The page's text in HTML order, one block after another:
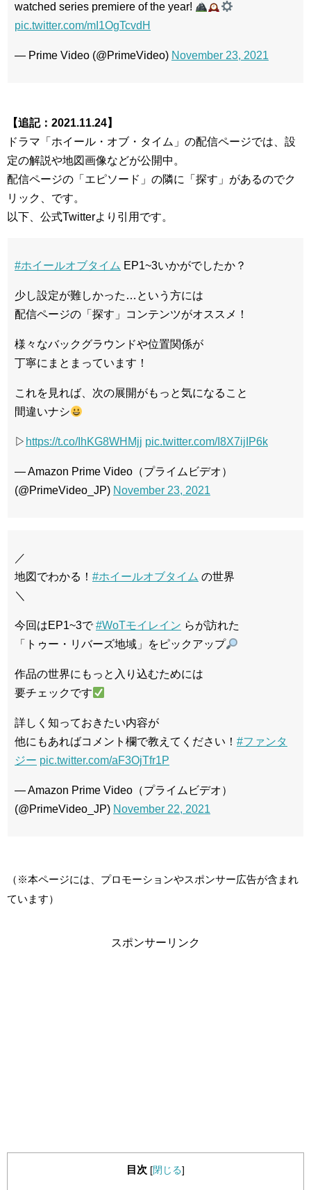
watched series premiere of the year!
pic.twitter.com/mI1OgTcvdH
— Prime Video (@PrimeVideo) November 23, 2021
【追記：2021.11.24】
ドラマ「ホイール・オブ・タイム」の配信ページでは、設
定の解説や地図画像などが公開中。
配信ページの「エピソード」の隣に「探す」があるのでク
リック、です。
以下、公式Twitterより引用です。
#ホイールオブタイム EP1~3いかがでしたか？
少し設定が難しかった…という方には
配信ページの「探す」コンテンツがオススメ！
様々なバックグラウンドや位置関係が
丁寧にまとまっています！
これを見れば、次の展開がもっと気になること
間違いナシ
▷ https://t.co/IhKG8WHMjj pic.twitter.com/I8X7ijIP6k
— Amazon Prime Video（プライムビデオ）
(@PrimeVideo_JP) November 23, 2021
／
地図でわかる！ #ホイールオブタイム の世界
＼
今回はEP1~3で#WoTモイレイン らが訪れた
「トゥー・リバーズ地域」をピックアップ
作品の世界にもっと入り込むためには
要チェックです
詳しく知っておきたい内容が
他にもあればコメント欄で教えてください！ #ファンタ
ジー pic.twitter.com/aF3OjTfr1P
— Amazon Prime Video（プライムビデオ）
(@PrimeVideo_JP) November 22, 2021
（※本ページには、プロモーションやスポンサー広告が含まれ
ています）
スポンサーリンク
目次 [閉じる]